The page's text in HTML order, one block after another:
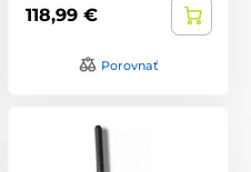
118,99 €
Porovnať